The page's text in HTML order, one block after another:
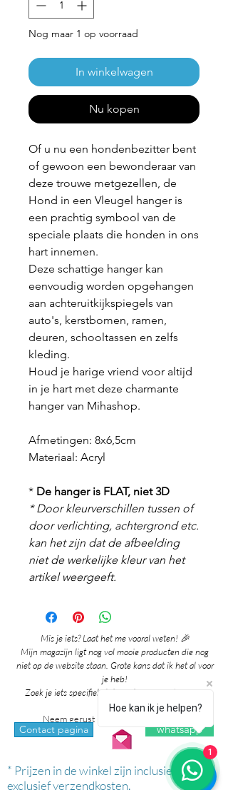
Nog maar 1 op voorraad
In winkelwagen
Nu kopen
Of u nu een hondenbezitter bent
of gewoon een bewonderaar van
deze trouwe metgezellen, de
Hond in een Vleugel hanger is
een prachtig symbool van de
speciale plaats die honden in ons
hart innemen.
Deze schattige hanger kan
eenvoudig worden opgehangen
aan achteruitkijkspiegels van
auto's, kerstbomen, ramen,
deuren, schooltassen en zelfs
kleding.
Houd je harige vriend voor altijd
in je hart met deze charmante
hanger van Mihashop.
Afmetingen: 8x6,5cm
Materiaal: Acryl
* De hanger is FLAT, niet 3D
* Door kleurverschillen tussen of
door verlichting, achtergrond etc.
kan het zijn dat de afbeelding
niet de werkelijke kleur van het
artikel weergeeft.
Mis je iets? Laat het me vooral weten! 🎉
Mijn magazijn ligt nog vol mooie producten die nog
niet op de website staan. Grote kans dat ik het al voor
je heb!
Zoek je iets specifieks? Ik denk graag met je mee!
Neem gerust contact met me op via:
Contact pagina whatsapp
* Prijzen in de winkel zijn inclusief btw en
exclusief verzendkosten.
Hoe kan ik je helpen?
1